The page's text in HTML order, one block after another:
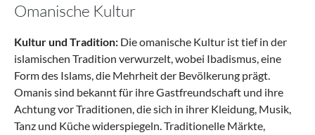
Omanische Kultur
Kultur und Tradition: Die omanische Kultur ist tief in der
islamischen Tradition verwurzelt, wobei Ibadismus, eine
Form des Islams, die Mehrheit der Bevölkerung prägt.
Omanis sind bekannt für ihre Gastfreundschaft und ihre
Achtung vor Traditionen, die sich in ihrer Kleidung, Musik,
Tanz und Küche widerspiegeln. Traditionelle Märkte,